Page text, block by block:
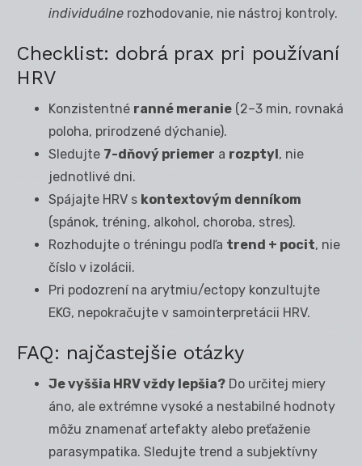
individuálne rozhodovanie, nie nástroj kontroly.
Checklist: dobrá prax pri používaní
HRV
Konzistentné ranné meranie (2–3 min, rovnaká
poloha, prirodzené dýchanie).
Sledujte 7-dňový priemer a rozptyl , nie
jednotlivé dni.
Spájajte HRV s kontextovým denníkom
(spánok, tréning, alkohol, choroba, stres).
Rozhodujte o tréningu podľa trend + pocit, nie
číslo v izolácii.
Pri podozrení na arytmiu/ectopy konzultujte
EKG, nepokračujte v samointerpretácii HRV.
FAQ: najčastejšie otázky
Je vyššia HRV vždy lepšia? Do určitej miery
áno, ale extrémne vysoké a nestabilné hodnoty
môžu znamenať artefakty alebo preťaženie
parasympatika. Sledujte trend a subjektívny